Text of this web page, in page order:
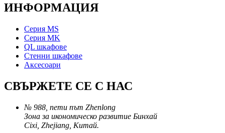
ИНФОРМАЦИЯ
Серия MS
Серия MK
QL шкафове
Стенни шкафове
Аксесоари
СВЪРЖЕТЕ СЕ С НАС
№ 988, пети път Zhenlong
Зона за икономическо развитие Бинхай
Cixi, Zhejiang, Китай.